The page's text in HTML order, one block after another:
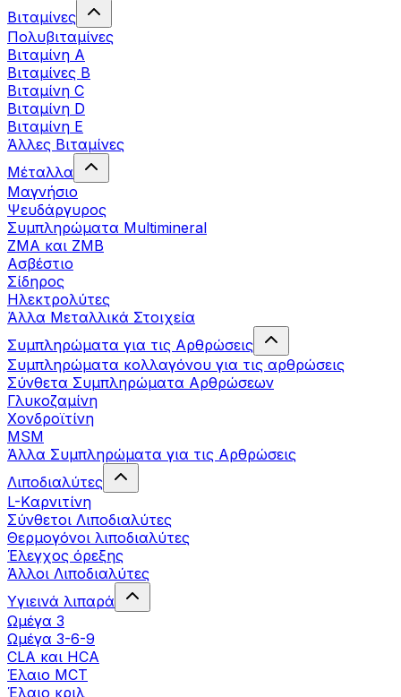
Βιταμίνες
Πολυβιταμίνες
Βιταμίνη Α
Βιταμίνες Β
Βιταμίνη C
Βιταμίνη D
Βιταμίνη Ε
Άλλες Βιταμίνες
Μέταλλα
Μαγνήσιο
Ψευδάργυρος
Συμπληρώματα Multimineral
ZMA και ZMB
Ασβέστιο
Σίδηρος
Ηλεκτρολύτες
Άλλα Mεταλλικά Στοιχεία
Συμπληρώματα για τις Αρθρώσεις
Συμπληρώματα κολλαγόνου για τις αρθρώσεις
Σύνθετα Συμπληρώματα Αρθρώσεων
Γλυκοζαμίνη
Χονδροϊτίνη
MSM
Άλλα Συμπληρώματα για τις Αρθρώσεις
Λιποδιαλύτες
L-Kαρνιτίνη
Σύνθετοι Λιποδιαλύτες
Θερμογόνοι λιποδιαλύτες
Έλεγχος όρεξης
Άλλοι Λιποδιαλύτες
Υγιεινά λιπαρά
Ωμέγα 3
Ωμέγα 3-6-9
CLA και HCA
Έλαιο MCT
Έλαιο κριλ